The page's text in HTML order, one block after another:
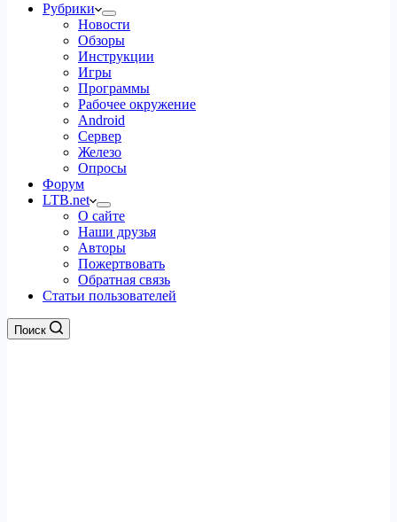
Рубрики
Новости
Обзоры
Инструкции
Игры
Программы
Рабочее окружение
Android
Сервер
Железо
Опросы
Форум
LTB.net
О сайте
Наши друзья
Авторы
Пожертвовать
Обратная связь
Статьи пользователей
Поиск